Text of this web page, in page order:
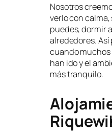
Nosotros
verlo con calma,
puedes, dormir
alrededores.
cuando muchos
han ido y el
más tranquilo.